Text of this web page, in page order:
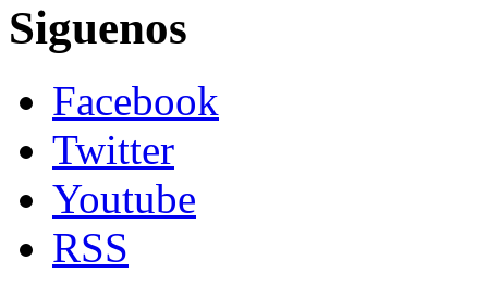
Siguenos
Facebook
Twitter
Youtube
RSS